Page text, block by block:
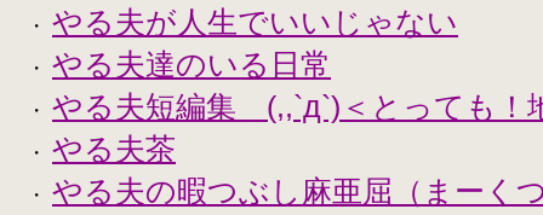
・ やる夫が人生でいいじゃない
・ やる夫達のいる日常
・ やる夫短編集 (,,`д`)＜とっても！
・ やる夫茶
・ やる夫の暇つぶし麻亜屈（まーく